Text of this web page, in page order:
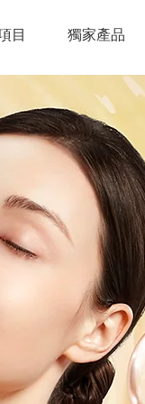
目 獨家產品